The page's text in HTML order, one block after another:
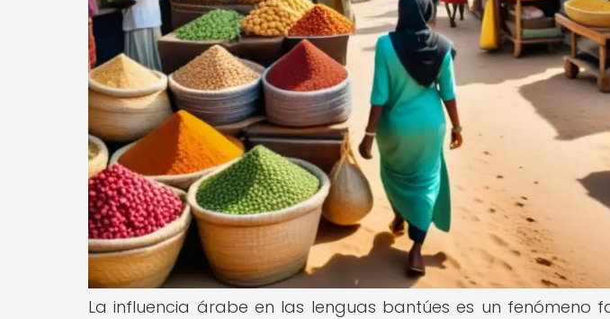
La influencia árabe en las lenguas bantúes es un fenómeno